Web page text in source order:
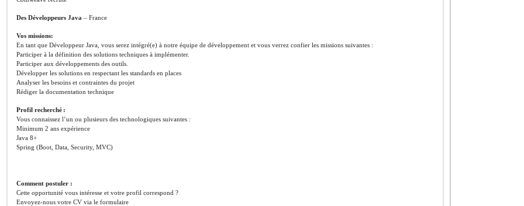
Des Développeurs Java – France
Vos missions:
En tant que Développeur Java, vous serez intégré(e) à notre équipe de développement et vous verrez confier les missions suivantes :
Participer à la définition des solutions techniques à implémenter.
Participer aux développements des outils.
Développer les solutions en respectant les standards en places
Analyser les besoins et contraintes du projet
Rédiger la documentation technique
Profil recherché :
Vous connaissez l’un ou plusieurs des technologiques suivantes :
Minimum 2 ans expérience
Java 8+
Spring (Boot, Data, Security, MVC)
Comment postuler :
Cette opportunité vous intéresse et votre profil correspond ?
Envoyez-nous votre CV via le formulaire